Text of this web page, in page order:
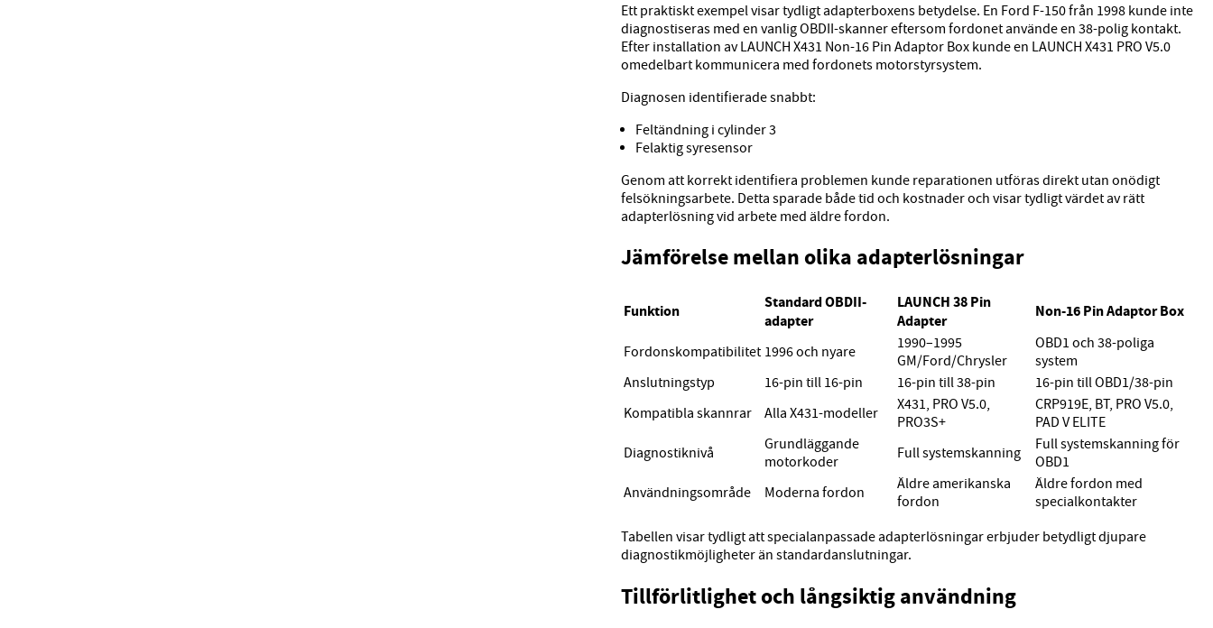
Ett praktiskt exempel visar tydligt adapterboxens betydelse. En Ford F-150 från 1998 kunde inte
diagnostiseras med en vanlig OBDII-skanner eftersom fordonet använde en 38-polig kontakt.
Efter installation av LAUNCH X431 Non-16 Pin Adaptor Box kunde en LAUNCH X431 PRO V5.0
omedelbart kommunicera med fordonets motorstyrsystem.
Diagnosen identifierade snabbt:
Feltändning i cylinder 3
Felaktig syresensor
Genom att korrekt identifiera problemen kunde reparationen utföras direkt utan onödigt
felsökningsarbete. Detta sparade både tid och kostnader och visar tydligt värdet av rätt
adapterlösning vid arbete med äldre fordon.
Jämförelse mellan olika adapterlösningar
Funktion
Standard OBDII-
adapter
LAUNCH 38 Pin
Adapter
Non-16 Pin Adaptor Box
Fordonskompatibilitet 1996 och nyare
1990–1995
GM/Ford/Chrysler
OBD1 och 38-poliga
system
Anslutningstyp
16-pin till 16-pin 16-pin till 38-pin
16-pin till OBD1/38-pin
Kompatibla skannrar
Alla X431-modeller
X431, PRO V5.0,
PRO3S+
CRP919E, BT, PRO V5.0,
PAD V ELITE
Diagnostiknivå
Grundläggande
motorkoder
Full systemskanning
Full systemskanning för
OBD1
Användningsområde
Moderna fordon
Äldre amerikanska
fordon
Äldre fordon med
specialkontakter
Tabellen visar tydligt att specialanpassade adapterlösningar erbjuder betydligt djupare
diagnostikmöjligheter än standardanslutningar.
Tillförlitlighet och långsiktig användning